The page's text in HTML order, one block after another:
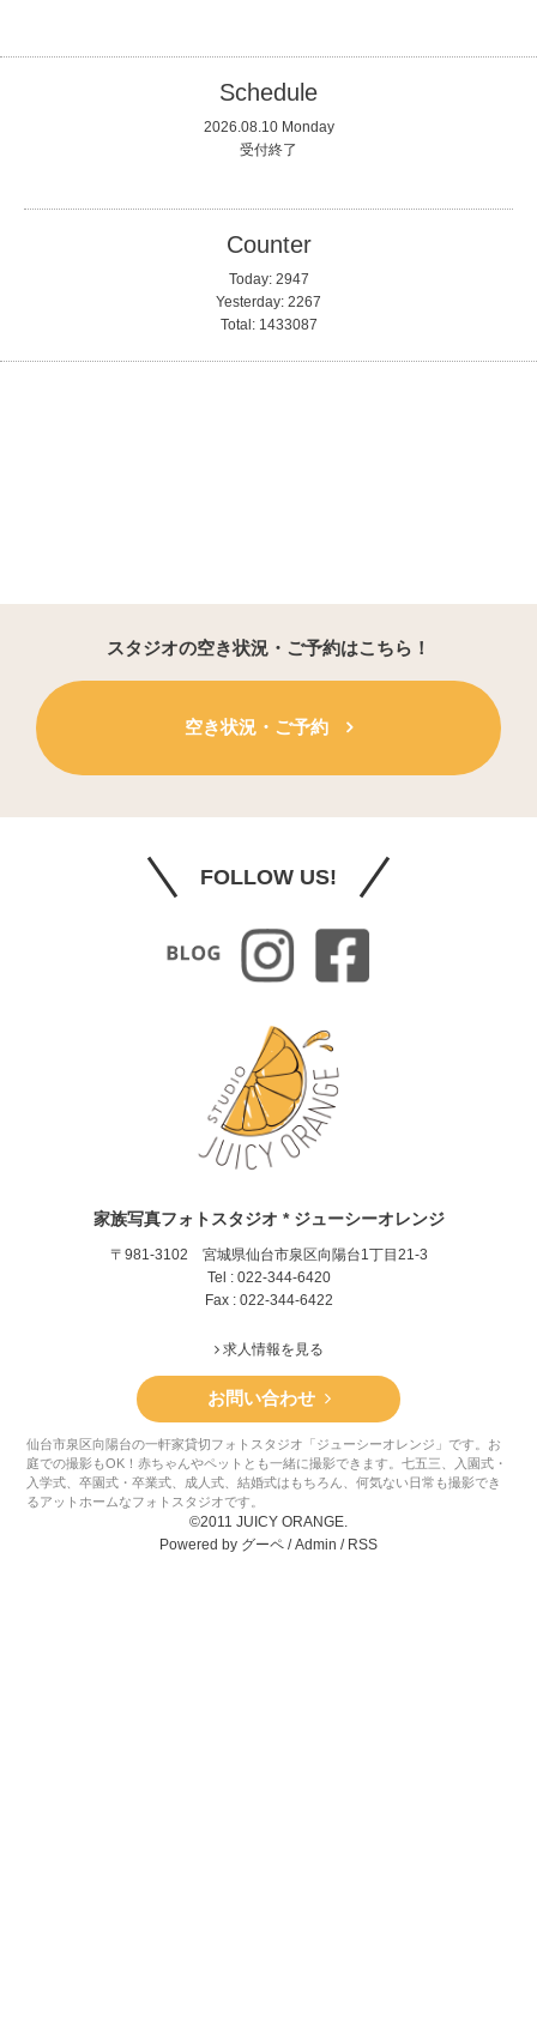
Schedule
2026.08.10 Monday
受付終了
Counter
Today: 2947
Yesterday: 2267
Total: 1433087
スタジオの空き状況・ご予約はこちら！
空き状況・ご予約
FOLLOW US!
家族写真フォトスタジオ * ジューシーオレンジ
〒981-3102 宮城県仙台市泉区向陽台1丁目21-3
Tel : 022-344-6420
Fax : 022-344-6422
求人情報を見る
お問い合わせ
仙台市泉区向陽台の一軒家貸切フォトスタジオ「ジューシーオレンジ」です。お
庭での撮影もOK！赤ちゃんやペットとも一緒に撮影できます。七五三、入園式・
入学式、卒園式・卒業式、成人式、結婚式はもちろん、何気ない日常も撮影でき
るアットホームなフォトスタジオです。
©2011 JUICY ORANGE.
Powered by グーペ /Admin / RSS